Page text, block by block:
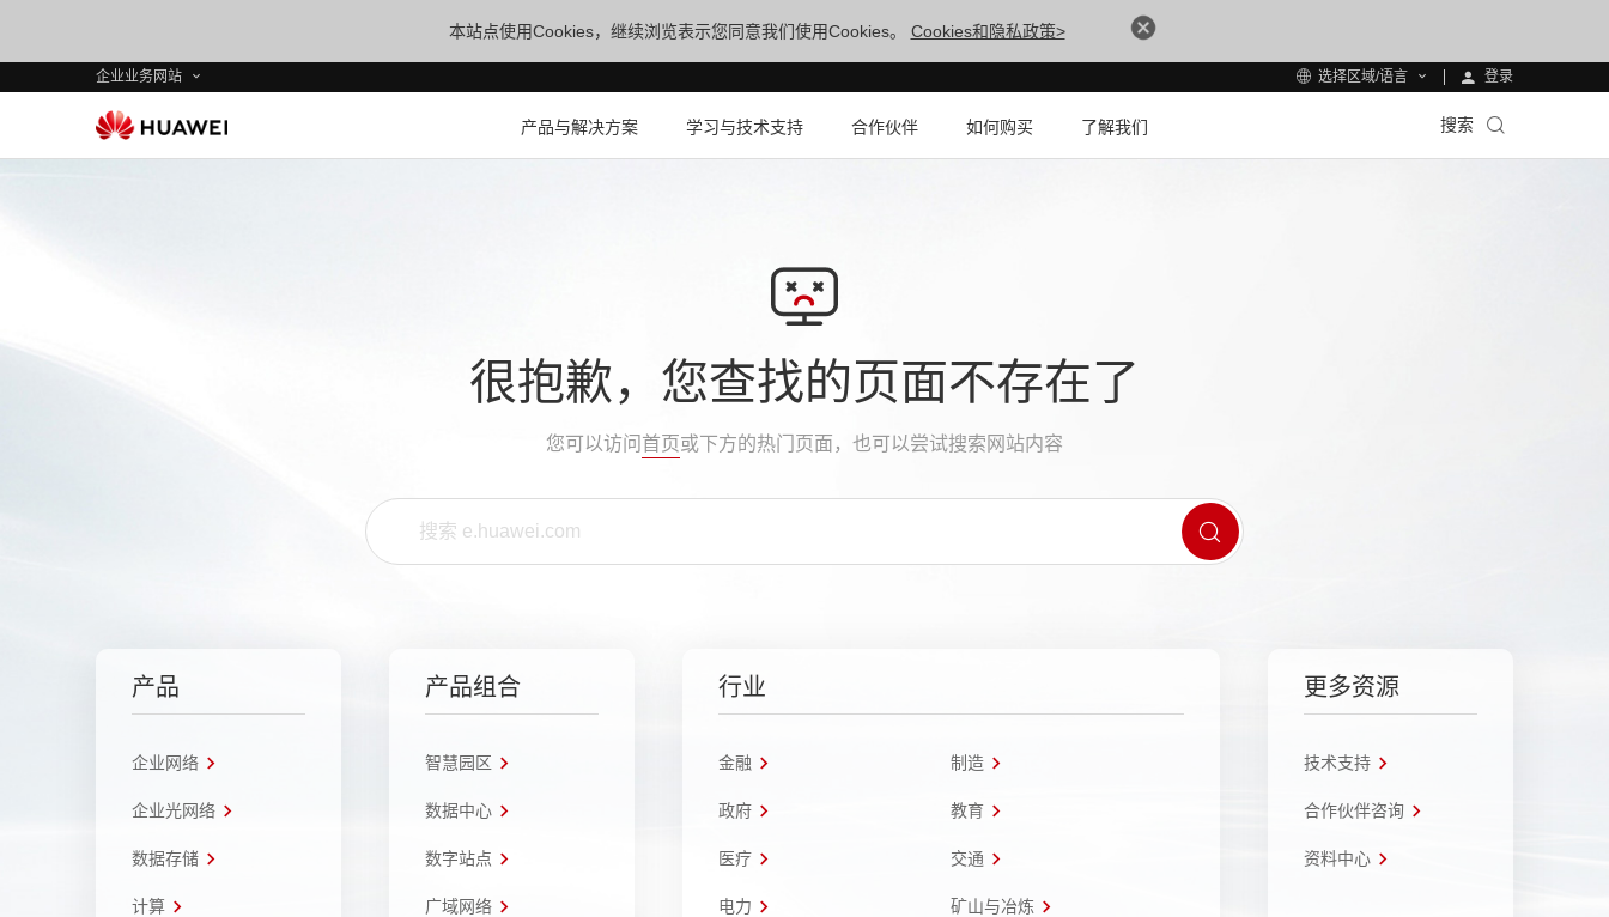
本站点使用Cookies，继续浏览表示您同意我们使用Cookies。 Cookies和隐私政策>
企业业务网站 选择区域/语言 登录
产品与解决方案 学习与技术支持 合作伙伴 如何购买 了解我们 搜索
很抱歉，您查找的页面不存在了
您可以访问 首页或下方的热门页面，也可以尝试搜索网站内容
产品
企业网络
企业光网络
数据存储
计算
产品组合
智慧园区
数据中心
数字站点
广域网络
行业
金融 制造
政府 教育
医疗 交通
电力 矿山与冶炼
更多资源
技术支持
合作伙伴咨询
资料中心